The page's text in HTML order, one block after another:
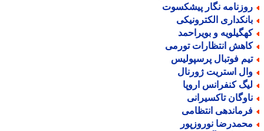
نگار پیشکسوت
الکترونیکی
و بویراحمد
انتظارات تورمی
فوتبال پرسپولیس
استریت ژورنال
کنفرانس اروپا
تاکسیرانی
انتظامی
نوروزپور